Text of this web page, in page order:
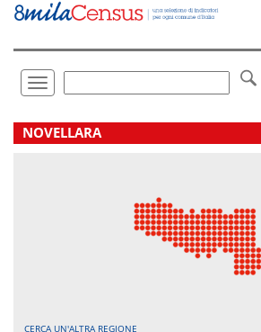
Vai
direttamente
Toggle
navigation
.
NOVELLARA
CERCA UN'ALTRA REGIONE